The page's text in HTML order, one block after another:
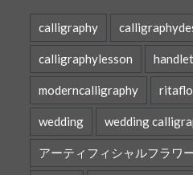
calligraphy
calligraphylesson
moderncalligraphy
wedding wedding
アーティフィシャルフラワ